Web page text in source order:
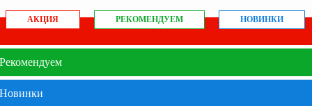
АКЦИЯ РЕКОМЕНДУЕМ НОВИНКИ
Рекомендуем
Новинки